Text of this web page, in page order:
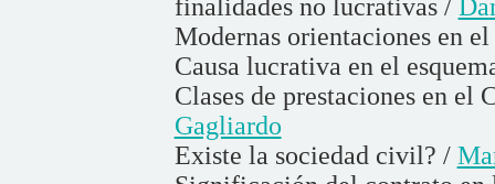
finalidades no lucrativas /
Modernas orientaciones en
Causa lucrativa en el
Clases de prestaciones en
Gagliardo
Existe la sociedad civil? /